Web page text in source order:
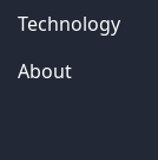
Technology
About